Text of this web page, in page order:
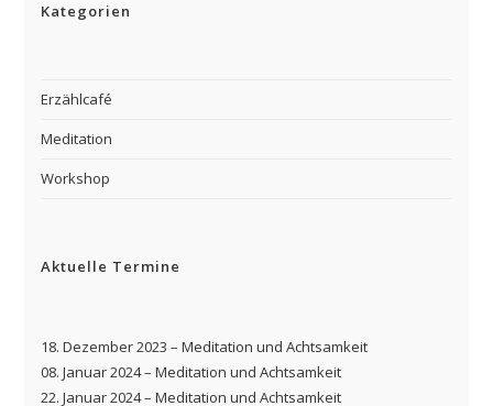
Kategorien
Erzählcafé
Meditation
Workshop
Aktuelle Termine
18. Dezember 2023 – Meditation und Achtsamkeit
08. Januar 2024 – Meditation und Achtsamkeit
22. Januar 2024 – Meditation und Achtsamkeit